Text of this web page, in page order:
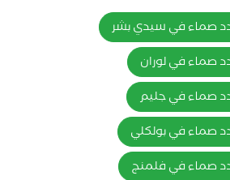
صماء في سيدي بشر
صماء في لوران
صماء في جليم
صماء في بولكلي
صماء في فلمنج